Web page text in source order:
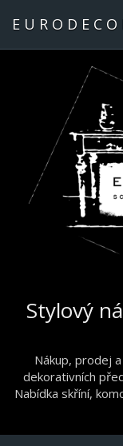
Stylový
Nákup, prodej
dekorativních
Nabídka skříní,